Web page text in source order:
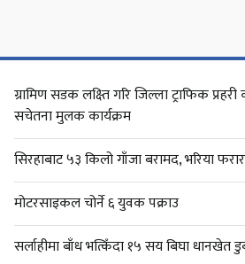
ग्रामिण सडक लक्ष्ति गरि जिल्ला ट्राफिक प्रहरी
सचेतना मुलक कार्यक्रम
सिरहाबाट ५३ किलो गाँजा बरामद, भरिया
मोटरसाइकल चोर्ने ६ युवक पक्राउ
सर्लाहीमा बाँध भत्किँदा १५ सय बिघा धानखेत